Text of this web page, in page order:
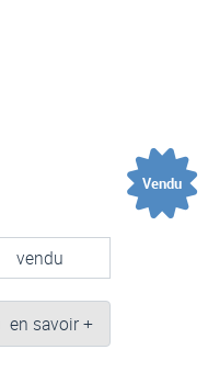
Vendu
vendu
en savoir +